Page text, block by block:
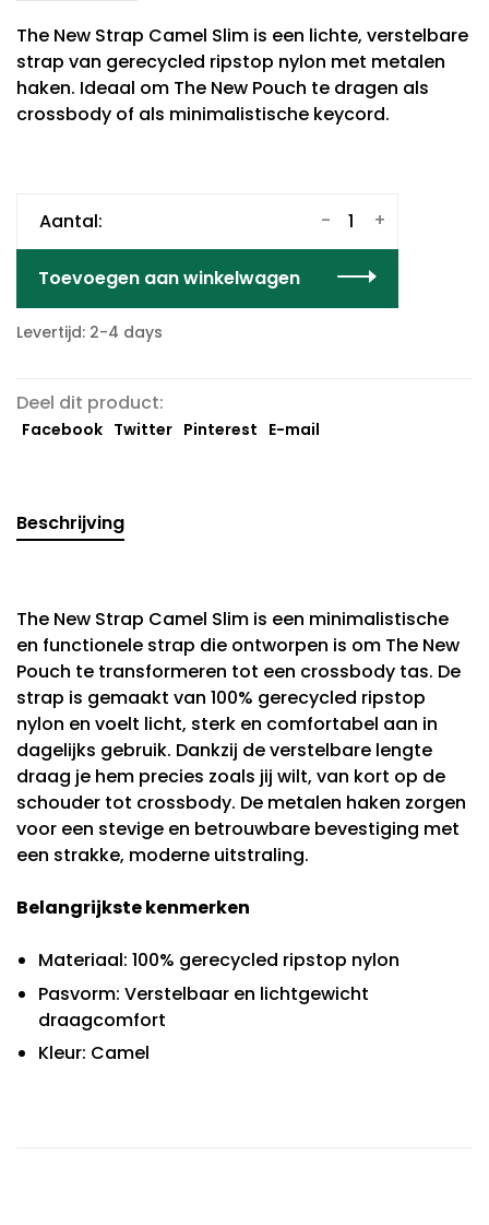
The New Strap Camel Slim is een lichte, verstelbare
strap van gerecycled ripstop nylon met metalen
haken. Ideaal om The New Pouch te dragen als
crossbody of als minimalistische keycord.
Aantal: +
-
Toevoegen aan winkelwagen
Levertijd: 2-4 days
Deel dit product:
Facebook Twitter Pinterest E-mail
Beschrijving
The New Strap Camel Slim is een minimalistische
en functionele strap die ontworpen is om The New
Pouch te transformeren tot een crossbody tas. De
strap is gemaakt van 100% gerecycled ripstop
nylon en voelt licht, sterk en comfortabel aan in
dagelijks gebruik. Dankzij de verstelbare lengte
draag je hem precies zoals jij wilt, van kort op de
schouder tot crossbody. De metalen haken zorgen
voor een stevige en betrouwbare bevestiging met
een strakke, moderne uitstraling.
Belangrijkste kenmerken
Materiaal: 100% gerecycled ripstop nylon
Pasvorm: Verstelbaar en lichtgewicht
draagcomfort
Kleur: Camel